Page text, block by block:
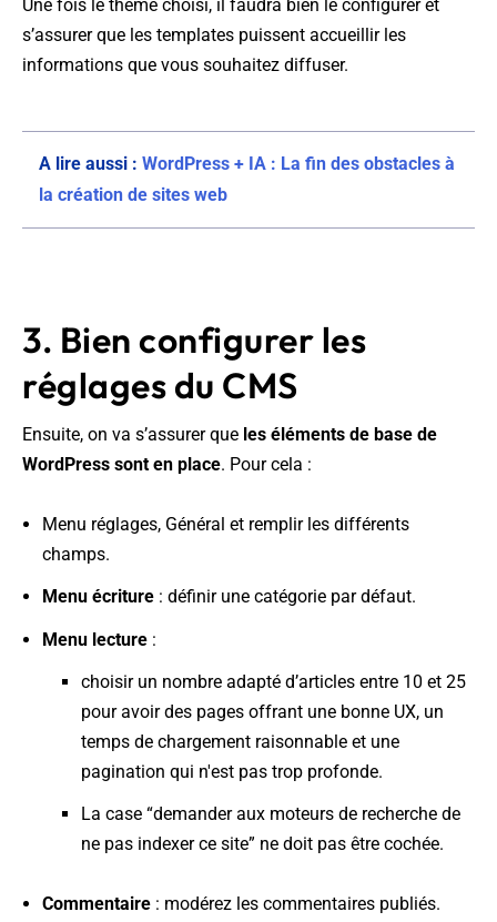
Une fois le thème choisi, il faudra bien le configurer et
s’assurer que les templates puissent accueillir les
informations que vous souhaitez diffuser.
A lire aussi : WordPress + IA : La fin des obstacles à
la création de sites web
3. Bien configurer les
réglages du CMS
Ensuite, on va s’assurer que les éléments de base de
WordPress sont en place. Pour cela :
Menu réglages, Général et remplir les différents
champs.
Menu écriture : définir une catégorie par défaut.
Menu lecture :
choisir un nombre adapté d’articles entre 10 et 25
pour avoir des pages offrant une bonne UX, un
temps de chargement raisonnable et une
pagination qui n'est pas trop profonde.
La case “demander aux moteurs de recherche de
ne pas indexer ce site” ne doit pas être cochée.
Commentaire : modérez les commentaires publiés.